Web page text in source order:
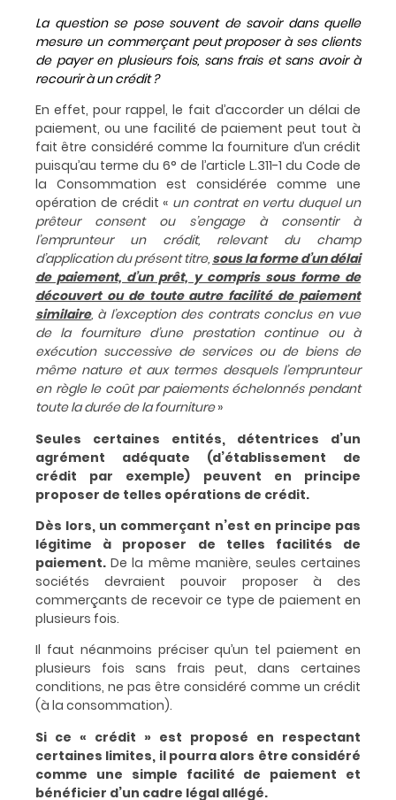
La question se pose souvent de savoir dans quelle
mesure un commerçant peut proposer à ses clients
de payer en plusieurs fois, sans frais et sans avoir à
recourir à un crédit ?
En effet, pour rappel, le fait d’accorder un délai de
paiement, ou une facilité de paiement peut tout à
fait être considéré comme la fourniture d’un crédit
puisqu’au terme du 6° de l’article L.311-1 du Code de
la Consommation est considérée comme une
opération de crédit « un contrat en vertu duquel un
prêteur consent ou s’engage à consentir à
l’emprunteur un crédit, relevant du champ
d’application du présent titre, sous la forme d’un délai
de paiement, d’un prêt, y compris sous forme de
découvert ou de toute autre facilité de paiement
similaire, à l’exception des contrats conclus en vue
de la fourniture d’une prestation continue ou à
exécution successive de services ou de biens de
même nature et aux termes desquels l’emprunteur
en règle le coût par paiements échelonnés pendant
toute la durée de la fourniture»
Seules certaines entités, détentrices d’un
agrément adéquate (d’établissement de
crédit par exemple) peuvent en principe
proposer de telles opérations de crédit.
Dès lors, un commerçant n’est en principe pas
légitime à proposer de telles facilités de
paiement. De la même manière, seules certaines
sociétés devraient pouvoir proposer à des
commerçants de recevoir ce type de paiement en
plusieurs fois.
Il faut néanmoins préciser qu’un tel paiement en
plusieurs fois sans frais peut, dans certaines
conditions, ne pas être considéré comme un crédit
(à la consommation).
Si ce « crédit » est proposé en respectant
certaines limites, il pourra alors être considéré
comme une simple facilité de paiement et
bénéficier d’un cadre légal allégé.